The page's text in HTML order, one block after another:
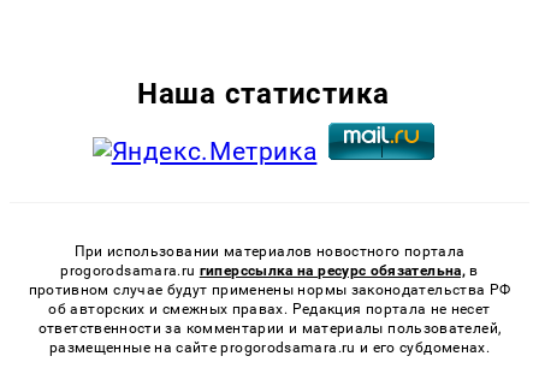
Наша статистика
При использовании материалов новостного портала
progorodsamara.ru гиперссылка на ресурс обязательна, в
противном случае будут применены нормы законодательства РФ
об авторских и смежных правах. Редакция портала не несет
ответственности за комментарии и материалы пользователей,
размещенные на сайте progorodsamara.ru и его субдоменах.